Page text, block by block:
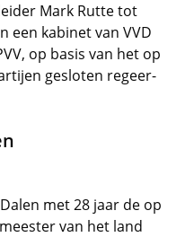
Mark Rutte tot
een kabinet van VVD
op basis van het op
gesloten regeer-
met 28 jaar de op
van het land